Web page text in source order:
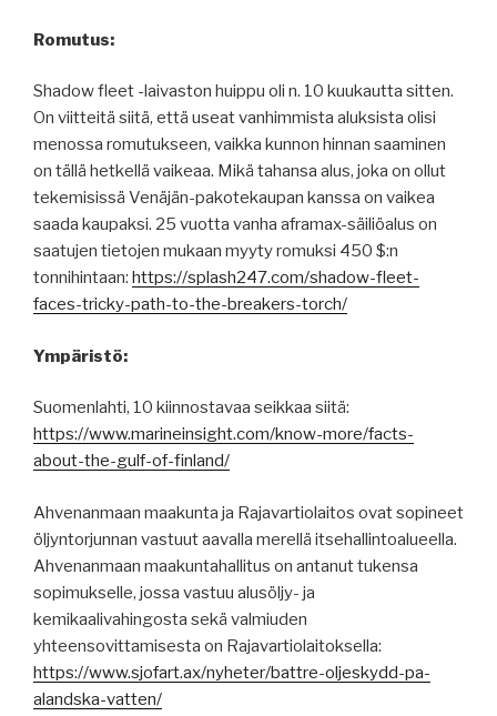
Romutus:
Shadow fleet -laivaston huippu oli n. 10 kuukautta sitten.
On viitteitä siitä, että useat vanhimmista aluksista olisi
menossa romutukseen, vaikka kunnon hinnan saaminen
on tällä hetkellä vaikeaa. Mikä tahansa alus, joka on ollut
tekemisissä Venäjän-pakotekaupan kanssa on vaikea
saada kaupaksi. 25 vuotta vanha aframax-säiliöalus on
saatujen tietojen mukaan myyty romuksi 450 $:n
tonnihintaan: https://splash247.com/shadow-fleet-
faces-tricky-path-to-the-breakers-torch/
Ympäristö:
Suomenlahti, 10 kiinnostavaa seikkaa siitä:
https://www.marineinsight.com/know-more/facts-
about-the-gulf-of-finland/
Ahvenanmaan maakunta ja Rajavartiolaitos ovat sopineet
öljyntorjunnan vastuut aavalla merellä itsehallintoalueella.
Ahvenanmaan maakuntahallitus on antanut tukensa
sopimukselle, jossa vastuu alusöljy- ja
kemikaalivahingosta sekä valmiuden
yhteensovittamisesta on Rajavartiolaitoksella:
https://www.sjofart.ax/nyheter/battre-oljeskydd-pa-
alandska-vatten/